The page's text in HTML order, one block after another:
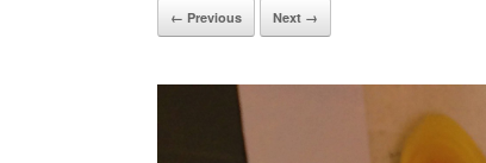
← Previous Next →